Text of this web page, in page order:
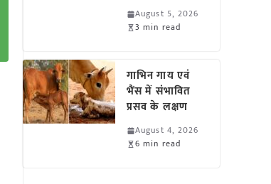
August 5, 2026
3 min read
गाभिन गाय एवं
भैंस में संभावित
प्रसव के लक्षण
August 4, 2026
6 min read